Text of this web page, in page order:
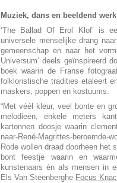
Muziek, dans en beeldend werk
‘The Ballad Of Erol Klof’ is
universele menselijke drang
gemeenschap en naar het
Universum’ deels geïnspireerd
boek waarin de Franse
folkloristische tradities etaleert
maskers, poppen en kostuums.
“Met véél kleur, veel bonte en
melodieën, enkele meters
kartonnen doosje waarin
naar-René-Magrittes-beroemde-
Rode wollen draad doorheen
bont feestje waarin en
kunstenaars én als mensen in
Els Van Steenberghe Focus